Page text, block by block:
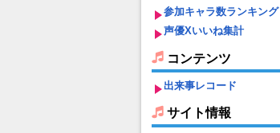
参加キャラ数ランキング
声優Xいいね集計
コンテンツ
出来事レコード
サイト情報